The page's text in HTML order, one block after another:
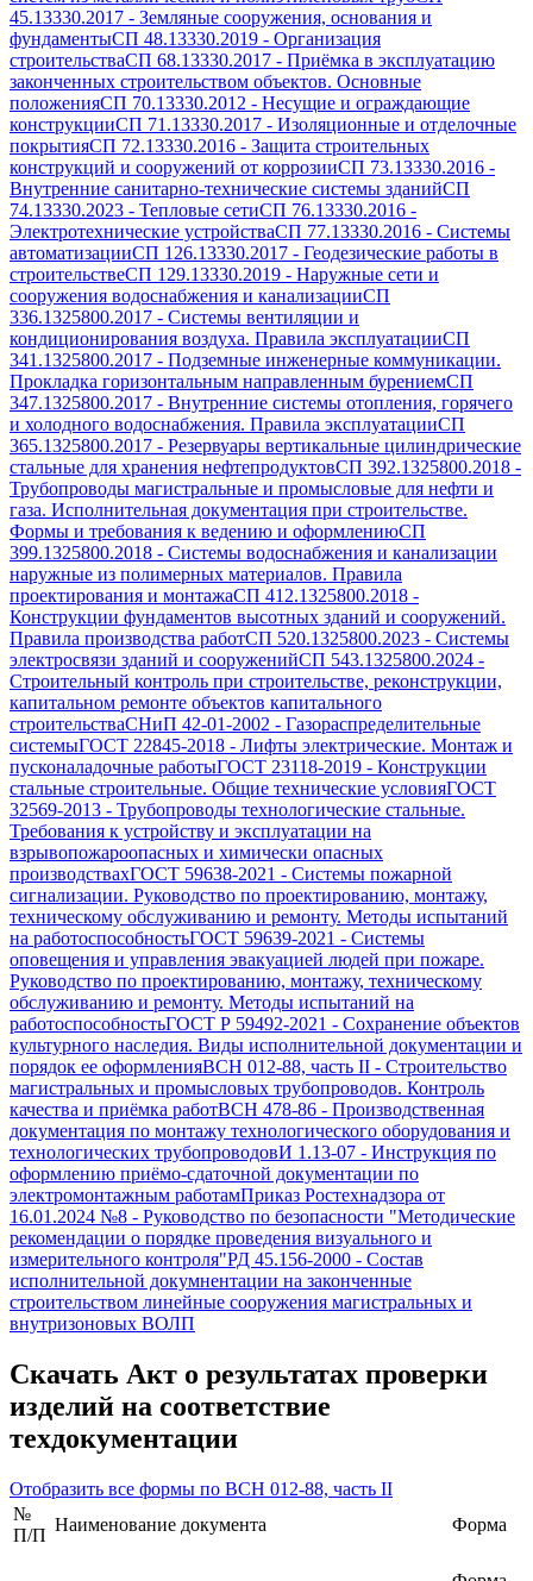
45.13330.2017 - Земляные сооружения, основания и
фундаментыСП 48.13330.2019 - Организация
строительстваСП 68.13330.2017 - Приёмка в эксплуатацию
законченных строительством объектов. Основные
положенияСП 70.13330.2012 - Несущие и ограждающие
конструкцииСП 71.13330.2017 - Изоляционные и отделочные
покрытияСП 72.13330.2016 - Защита строительных
конструкций и сооружений от коррозииСП 73.13330.2016 -
Внутренние санитарно-технические системы зданийСП
74.13330.2023 - Тепловые сетиСП 76.13330.2016 -
Электротехнические устройстваСП 77.13330.2016 - Системы
автоматизацииСП 126.13330.2017 - Геодезические работы в
строительствеСП 129.13330.2019 - Наружные сети и
сооружения водоснабжения и канализацииСП
336.1325800.2017 - Системы вентиляции и
кондиционирования воздуха. Правила эксплуатацииСП
341.1325800.2017 - Подземные инженерные коммуникации.
Прокладка горизонтальным направленным бурениемСП
347.1325800.2017 - Внутренние системы отопления, горячего
и холодного водоснабжения. Правила эксплуатацииСП
365.1325800.2017 - Резервуары вертикальные цилиндрические
стальные для хранения нефтепродуктовСП 392.1325800.2018 -
Трубопроводы магистральные и промысловые для нефти и
газа. Исполнительная документация при строительстве.
Формы и требования к ведению и оформлениюСП
399.1325800.2018 - Системы водоснабжения и канализации
наружные из полимерных материалов. Правила
проектирования и монтажаСП 412.1325800.2018 -
Конструкции фундаментов высотных зданий и сооружений.
Правила производства работСП 520.1325800.2023 - Системы
электросвязи зданий и сооруженийСП 543.1325800.2024 -
Строительный контроль при строительстве, реконструкции,
капитальном ремонте объектов капитального
строительстваСНиП 42-01-2002 - Газораспределительные
системыГОСТ 22845-2018 - Лифты электрические. Монтаж и
пусконаладочные работыГОСТ 23118-2019 - Конструкции
стальные строительные. Общие технические условияГОСТ
32569-2013 - Трубопроводы технологические стальные.
Требования к устройству и эксплуатации на
взрывопожароопасных и химически опасных
производствахГОСТ 59638-2021 - Системы пожарной
сигнализации. Руководство по проектированию, монтажу,
техническому обслуживанию и ремонту. Методы испытаний
на работоспособностьГОСТ 59639-2021 - Системы
оповещения и управления эвакуацией людей при пожаре.
Руководство по проектированию, монтажу, техническому
обслуживанию и ремонту. Методы испытаний на
работоспособностьГОСТ Р 59492-2021 - Сохранение объектов
культурного наследия. Виды исполнительной документации и
порядок ее оформленияВСН 012-88, часть II - Строительство
магистральных и промысловых трубопроводов. Контроль
качества и приёмка работВСН 478-86 - Производственная
документация по монтажу технологического оборудования и
технологических трубопроводовИ 1.13-07 - Инструкция по
оформлению приёмо-сдаточной документации по
электромонтажным работамПриказ Ростехнадзора от
16.01.2024 №8 - Руководство по безопасности "Методические
рекомендации о порядке проведения визуального и
измерительного контроля"РД 45.156-2000 - Состав
исполнительной докумнентации на законченные
строительством линейные сооружения магистральных и
внутризоновых ВОЛП
Скачать Акт о результатах проверки
изделий на соответствие
техдокументации
Отобразить все формы по ВСН 012-88, часть II
№
П/П
Наименование документа Форма